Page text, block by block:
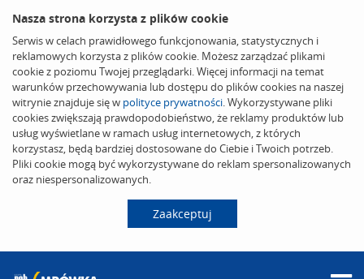
Nasza strona korzysta z plików cookie
Serwis w celach prawidłowego funkcjonowania, statystycznych i
reklamowych korzysta z plików cookie. Możesz zarządzać plikami
cookie z poziomu Twojej przeglądarki. Więcej informacji na temat
warunków przechowywania lub dostępu do plików cookies na naszej
witrynie znajduje się w polityce prywatności. Wykorzystywane pliki
cookies zwiększają prawdopodobieństwo, że reklamy produktów lub
usług wyświetlane w ramach usług internetowych, z których
korzystasz, będą bardziej dostosowane do Ciebie i Twoich potrzeb.
Pliki cookie mogą być wykorzystywane do reklam spersonalizowanych
oraz niespersonalizowanych.
Zaakceptuj